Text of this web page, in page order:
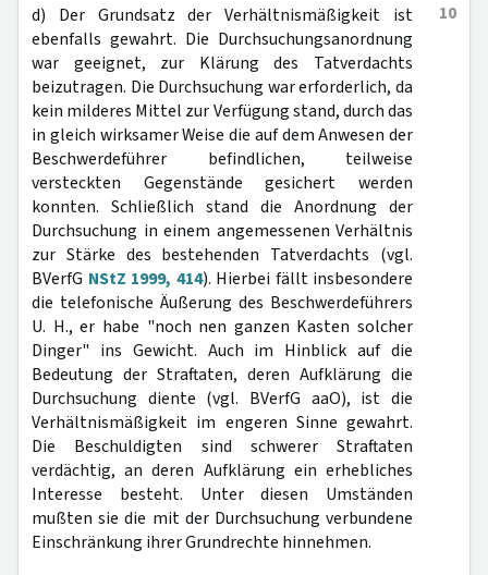
10
d) Der Grundsatz der Verhältnismäßigkeit ist
ebenfalls gewahrt. Die Durchsuchungsanordnung
war geeignet, zur Klärung des Tatverdachts
beizutragen. Die Durchsuchung war erforderlich, da
kein milderes Mittel zur Verfügung stand, durch das
in gleich wirksamer Weise die auf dem Anwesen der
Beschwerdeführer befindlichen, teilweise
versteckten Gegenstände gesichert werden
konnten. Schließlich stand die Anordnung der
Durchsuchung in einem angemessenen Verhältnis
zur Stärke des bestehenden Tatverdachts (vgl.
BVerfG NStZ 1999, 414). Hierbei fällt insbesondere
die telefonische Äußerung des Beschwerdeführers
U. H., er habe "noch nen ganzen Kasten solcher
Dinger" ins Gewicht. Auch im Hinblick auf die
Bedeutung der Straftaten, deren Aufklärung die
Durchsuchung diente (vgl. BVerfG aaO), ist die
Verhältnismäßigkeit im engeren Sinne gewahrt.
Die Beschuldigten sind schwerer Straftaten
verdächtig, an deren Aufklärung ein erhebliches
Interesse besteht. Unter diesen Umständen
mußten sie die mit der Durchsuchung verbundene
Einschränkung ihrer Grundrechte hinnehmen.